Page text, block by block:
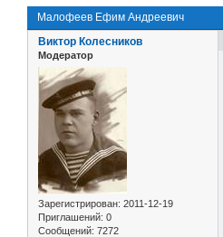
Малофеев Ефим Андреевич
Виктор Колесников
Модератор
Зарегистрирован: 2011-12-19
Приглашений: 0
Сообщений: 7272